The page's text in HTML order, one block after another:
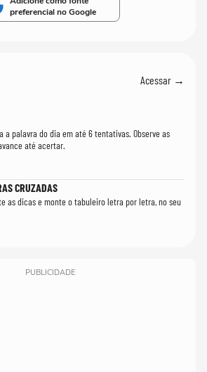
preferencial no Google
Acessar →
a palavra do dia em até 6 tentativas. Observe as
até acertar.
CRUZADAS
as dicas e monte o tabuleiro letra por letra, no seu
PUBLICIDADE